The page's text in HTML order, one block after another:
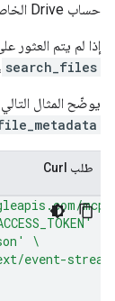
حساب Drive الخاص بالمستخدم.
إذا لم يتم العثور
search_files
يوضّح المثال
طلب Curl
\
event-